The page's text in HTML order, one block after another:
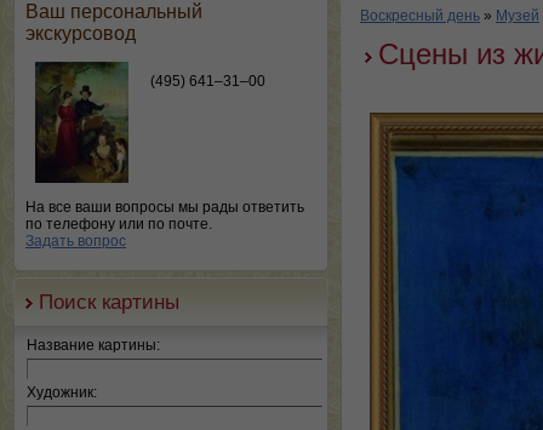
Ваш персональный
экскурсовод
(495) 641–31–00
На все ваши вопросы мы рады ответить
по телефону или по почте.
Задать вопрос
Поиск картины
Название картины:
Художник:
Воскресный день » Музей
Сцены из